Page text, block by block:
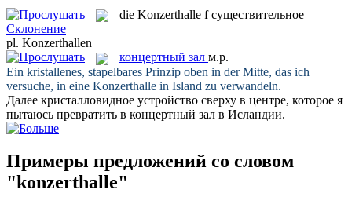
die Konzerthalle f существительное
Склонение
pl. Konzerthallen
концертный зал м.р.
Ein kristallenes, stapelbares Prinzip oben in der Mitte, das ich
versuche, in eine Konzerthalle in Island zu verwandeln.
Далее кристалловидное устройство сверху в центре, которое я
пытаюсь превратить в концертный зал в Исландии.
Примеры предложений со словом
"konzerthalle"